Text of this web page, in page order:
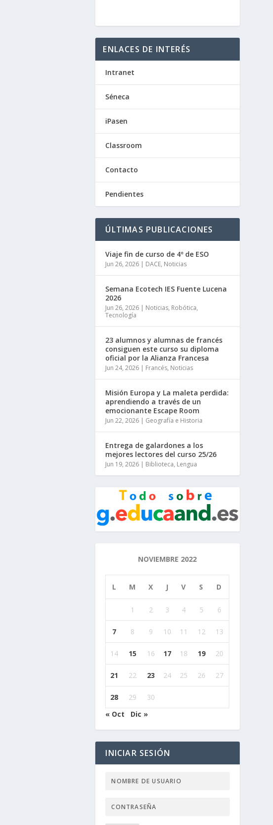
ENLACES DE INTERÉS
Intranet
Séneca
iPasen
Classroom
Contacto
Pendientes
ÚLTIMAS PUBLICACIONES
Viaje fin de curso de 4º de ESO
Jun 26, 2026 | DACE, Noticias
Semana Ecotech IES Fuente Lucena
2026
Jun 26, 2026 | Noticias, Robótica,
Tecnología
23 alumnos y alumnas de francés
consiguen este curso su diploma
oficial por la Alianza Francesa
Jun 24, 2026 | Francés, Noticias
Misión Europa y La maleta perdida:
aprendiendo a través de un
emocionante Escape Room
Jun 22, 2026 | Geografía e Historia
Entrega de galardones a los
mejores lectores del curso 25/26
Jun 19, 2026 | Biblioteca, Lengua
NOVIEMBRE 2022
L M X J V S D
1 2 3 4 5 6
7 8 9 10 11 12 13
14 15 16 17 18 19 20
21 22 23 24 25 26 27
28 29
30
« Oct
Dic »
INICIAR SESIÓN